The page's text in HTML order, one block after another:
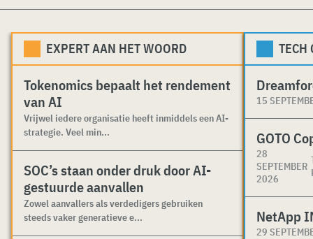
EXPERT AAN HET WOORD
Tokenomics bepaalt het rendement
van AI
Vrijwel iedere organisatie heeft inmiddels een AI-
strategie. Veel min...
SOC’s staan onder druk door AI-
gestuurde aanvallen
Zowel aanvallers als verdedigers gebruiken
steeds vaker generatieve e...
TECH
15
GOTO
28
SEPTEMBER
2026
NetApp
29